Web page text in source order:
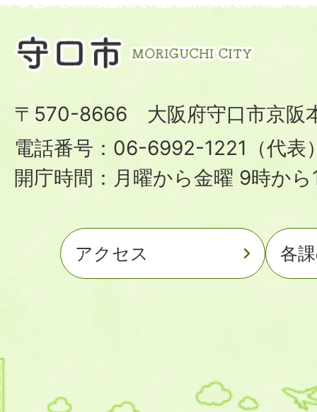
〒570-8666 大阪府守口市京阪
電話番号：06-6992-1221（代表
開庁時間：月曜から金曜 9時か
アクセス 各